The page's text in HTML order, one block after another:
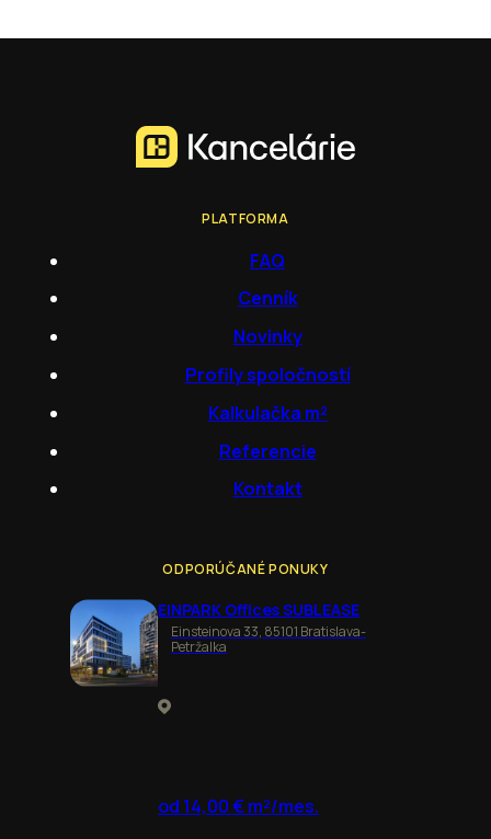
PLATFORMA
FAQ
Cenník
Novinky
Profily spoločností
Kalkulačka m²
Referencie
Kontakt
ODPORÚČANÉ PONUKY
EINPARK Offices SUBLEASE
Einsteinova 33, 85101 Bratislava-
Petržalka
od 14,00 € m²/mes.